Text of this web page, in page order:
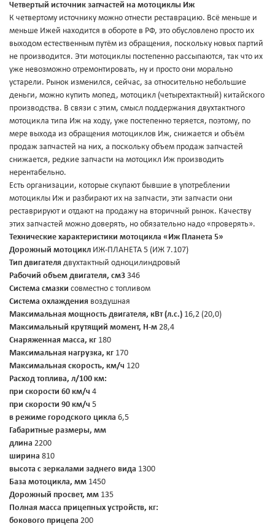
Четвертый источник запчастей на мотоциклы Иж
К четвертому источнику можно отнести реставрацию. Всё меньше и
меньше Ижей находится в обороте в РФ, это обусловлено просто их
выходом естественным путём из обращения, поскольку новых партий
не производится. Эти мотоциклы постепенно рассыпаются, так что их
уже невозможно отремонтировать, ну и просто они морально
устарели. Рынок изменился, сейчас, за относительно небольшие
деньги, можно купить мопед, мотоцикл (четырехтактный) китайского
производства. В связи с этим, смысл поддержания двухтактного
мотоцикла типа Иж на ходу, уже постепенно теряется, поэтому, по
мере выхода из обращения мотоциклов Иж, снижается и объём
продаж запчастей на них, а поскольку объем продаж запчастей
снижается, редкие запчасти на мотоцикл Иж производить
нерентабельно.
Есть организации, которые скупают бывшие в употреблении
мотоциклы Иж и разбирают их на запчасти, эти запчасти они
реставрируют и отдают на продажу на вторичный рынок. Качеству
этих запчастей можно доверять, но обязательно надо «проверять».
Технические характеристики мотоцикла «Иж Планета 5»
Дорожный мотоцикл ИЖ-ПЛАНЕТА 5 (ИЖ 7.107)
Тип двигателя двухтактный одноцилиндровый
Рабочий объем двигателя, см3 346
Система смазки совместно с топливом
Система охлаждения воздушная
Максимальная мощность двигателя, кВт (л.с.) 16,2 (20,0)
Максимальный крутящий момент, Н-м 28,4
Снаряженная масса, кг 180
Максимальная нагрузка, кг 170
Максимальная скорость, км/ч 120
Расход топлива, л/100 км:
при скорости 60 км/ч 4
при скорости 90 км/ч 5
в режиме городского цикла 6,5
Габаритные размеры, мм
длина 2200
ширина 810
высота с зеркалами заднего вида 1300
База мотоцикла, мм 1450
Дорожный просвет, мм 135
Полная масса прицепных устройств, кг:
бокового прицепа 200